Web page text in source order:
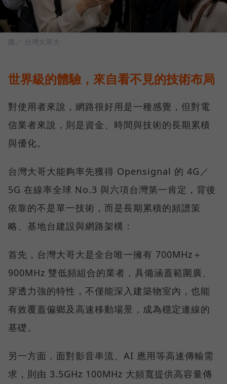
圖／ 台灣大哥大
世界級的體驗，來自看不見的技術布局
對使用者來說，網路很好用是一種感覺，但對電
信業者來說，則是資金、時間與技術的長期累積
與優化。
台灣大哥大能夠率先獲得 Opensignal 的 4G／
5G 在線率全球 No.3 與六項台灣第一肯定，背後
依靠的不是單一技術，而是長期累積的頻譜策
略、基地台建設與網路架構：
首先，台灣大哥大是全台唯一擁有 700MHz＋
900MHz 雙低頻組合的業者，具備涵蓋範圍廣、
穿透力強的特性，不僅能深入建築物室內，也能
有效覆蓋偏鄉及高速移動場景，成為穩定連線的
基礎。
另一方面，面對影音串流、AI 應用等高速傳輸需
求，則由 3.5GHz 100MHz 大頻寬提供高容量傳